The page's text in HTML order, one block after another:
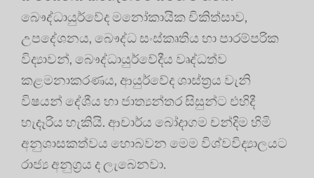
බෞද්ධායුර්වේද මනෝකායික චිකිත්සාව,
උපදේශනය, බෞද්ධ සංස්කෘතිය හා පාරම්පරික
විද්‍යාවන්, බෞද්ධායුර්වේදීය වෘද්ධත්ව
කළමනාකරණය, ආයුර්වේද ශාස්ත්‍රය වැනි
විෂයන් දේශීය හා ජාත්‍යන්තර සිසුන්ට එහිදී
හැදෑරිය හැකියි. ආචාර්ය බෝදාගම චන්දිම හිමි
අනුශාසකත්වය හොබවන මෙම විශ්වවිද්‍යාලයට
රාජ්‍ය අනුග්‍ර‍ය ද ලැබෙනවා.